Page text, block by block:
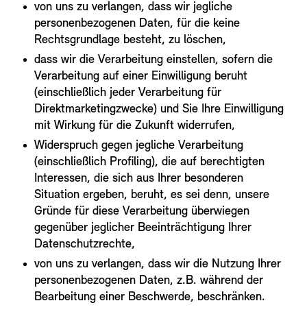
von uns zu verlangen, dass wir jegliche
personenbezogenen Daten, für die keine
Rechtsgrundlage besteht, zu löschen,
dass wir die Verarbeitung einstellen, sofern die
Verarbeitung auf einer Einwilligung beruht
(einschließlich jeder Verarbeitung für
Direktmarketingzwecke) und Sie Ihre Einwilligung
mit Wirkung für die Zukunft widerrufen,
Widerspruch gegen jegliche Verarbeitung
(einschließlich Profiling), die auf berechtigten
Interessen, die sich aus Ihrer besonderen
Situation ergeben, beruht, es sei denn, unsere
Gründe für diese Verarbeitung überwiegen
gegenüber jeglicher Beeinträchtigung Ihrer
Datenschutzrechte,
von uns zu verlangen, dass wir die Nutzung Ihrer
personenbezogenen Daten, z.B. während der
Bearbeitung einer Beschwerde, beschränken.